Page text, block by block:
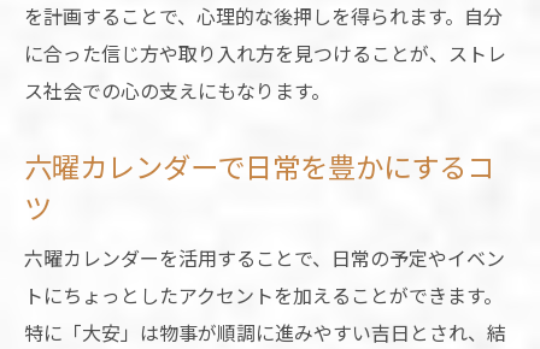
を計画することで、心理的な後押しを得られます。自分
に合った信じ方や取り入れ方を見つけることが、ストレ
ス社会での心の支えにもなります。
六曜カレンダーで日常を豊かにするコ
ツ
六曜カレンダーを活用することで、日常の予定やイベン
トにちょっとしたアクセントを加えることができます。
特に「大安」は物事が順調に進みやすい吉日とされ、結